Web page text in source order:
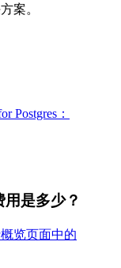
案。
Postgres：
用是多少？
览页面中的